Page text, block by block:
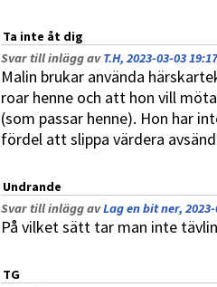
Ta inte åt dig
Svar till inlägg avT.H, 2023-03-03 19:17
Malin brukar använda
roar henne och att hon vill
(som passar henne). Hon har
fördel att slippa värdera
Undrande
Svar till inlägg avLag en bit ner,
På vilket sätt tar man inte
TG